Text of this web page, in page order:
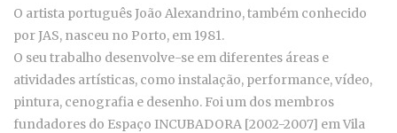
O artista português João Alexandrino, também conhecido
por JAS, nasceu no Porto, em 1981.
O seu trabalho desenvolve-se em diferentes áreas e
atividades artísticas, como instalação, performance, vídeo,
pintura, cenografia e desenho. Foi um dos membros
fundadores do Espaço INCUBADORA [2002-2007] em Vila